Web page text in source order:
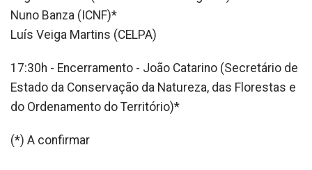
Nuno Banza (ICNF)*
Luís Veiga Martins (CELPA)
17:30h - Encerramento - João Catarino (Secretário de
Estado da Conservação da Natureza, das Florestas e
do Ordenamento do Território)*
(*) A confirmar